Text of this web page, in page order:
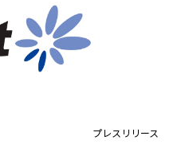
プレスリリース